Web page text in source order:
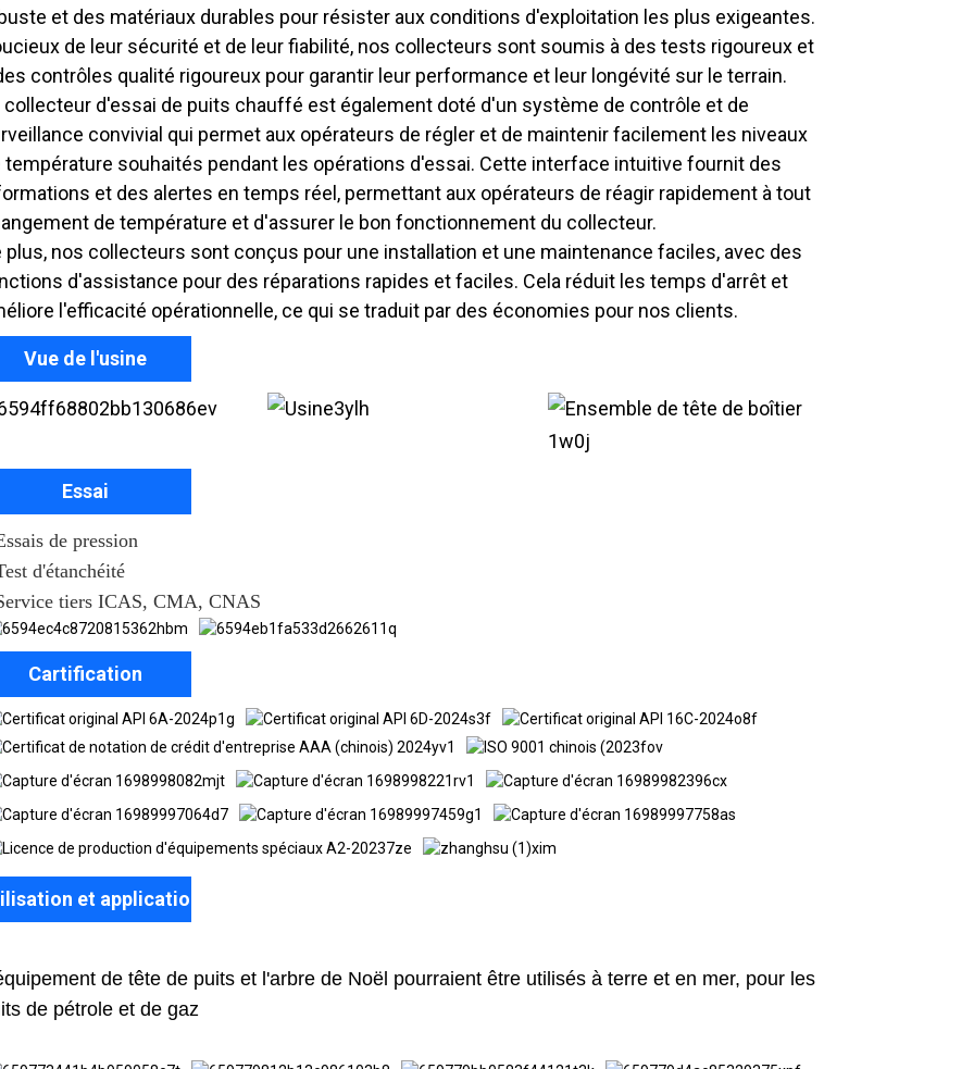
et des matériaux durables pour résister aux conditions d'exploitation les plus exigeantes.
de leur sécurité et de leur fiabilité, nos collecteurs sont soumis à des tests rigoureux et
contrôles qualité rigoureux pour garantir leur performance et leur longévité sur le terrain.
collecteur d'essai de puits chauffé est également doté d'un système de contrôle et de
convivial qui permet aux opérateurs de régler et de maintenir facilement les niveaux
température souhaités pendant les opérations d'essai. Cette interface intuitive fournit des
et des alertes en temps réel, permettant aux opérateurs de réagir rapidement à tout
de température et d'assurer le bon fonctionnement du collecteur.
plus, nos collecteurs sont conçus pour une installation et une maintenance faciles, avec des
d'assistance pour des réparations rapides et faciles. Cela réduit les temps d'arrêt et
l'efficacité opérationnelle, ce qui se traduit par des économies pour nos clients.
Vue de l'usine
Essai
de pression
d'étanchéité
tiers ICAS, CMA, CNAS
Cartification
et application
de tête de puits et l'arbre de Noël pourraient être utilisés à terre et en mer, pour les
de pétrole et de gaz